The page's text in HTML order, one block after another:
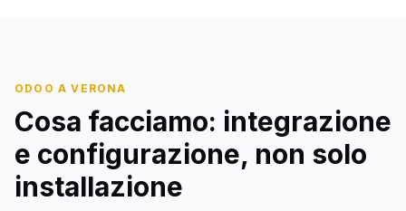
ODOO A VERONA
Cosa facciamo: integrazione
e configurazione, non solo
installazione